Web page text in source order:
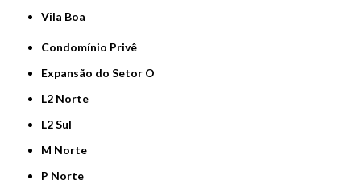
Vila Boa
Condomínio Privê
Expansão do Setor O
L2 Norte
L2 Sul
M Norte
P Norte